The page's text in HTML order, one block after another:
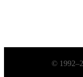
Alatunniste
©